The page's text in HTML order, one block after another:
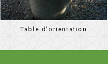
Table d'orientation